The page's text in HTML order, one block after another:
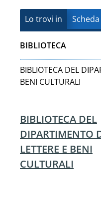
Lo trovi in Scheda
BIBLIOTECA
BIBLIOTECA DEL
BENI CULTURALI
BIBLIOTECA DEL
DIPARTIMENTO
LETTERE E BENI
CULTURALI